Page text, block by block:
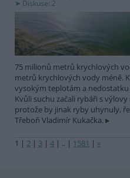
Diskuse: 2
75 milionů metrů krychlových
metrů krychlových vody méně.
vysokým teplotám a nedostatku
Kvůli suchu začali rybáři s
protože by jinak ryby uhynuly,
Třeboň Vladimír Kukačka.
1 | 2 | 3 | 4 | .. | 1581 | »